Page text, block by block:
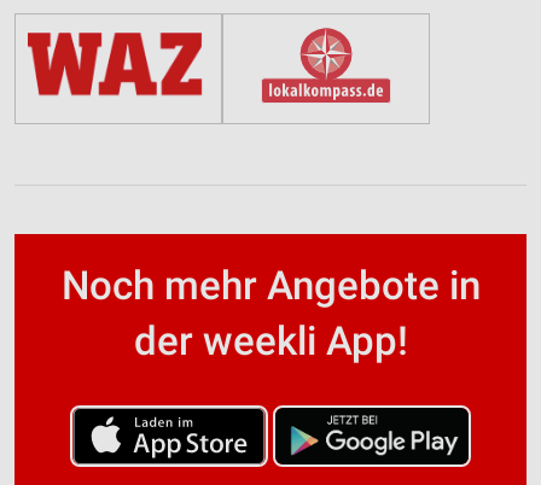
Noch mehr Angebote in
der weekli App!